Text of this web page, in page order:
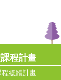
程計畫
程總體計畫